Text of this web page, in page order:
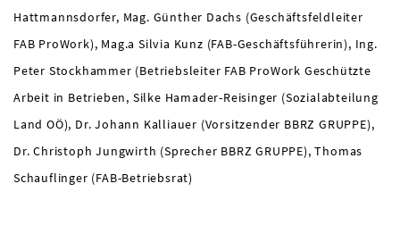
Hattmannsdorfer, Mag. Günther Dachs (Geschäftsfeldleiter
FAB ProWork), Mag.a Silvia Kunz (FAB-Geschäftsführerin), Ing.
Peter Stockhammer (Betriebsleiter FAB ProWork Geschützte
Arbeit in Betrieben, Silke Hamader-Reisinger (Sozialabteilung
Land OÖ), Dr. Johann Kalliauer (Vorsitzender BBRZ GRUPPE),
Dr. Christoph Jungwirth (Sprecher BBRZ GRUPPE), Thomas
Schauflinger (FAB-Betriebsrat)